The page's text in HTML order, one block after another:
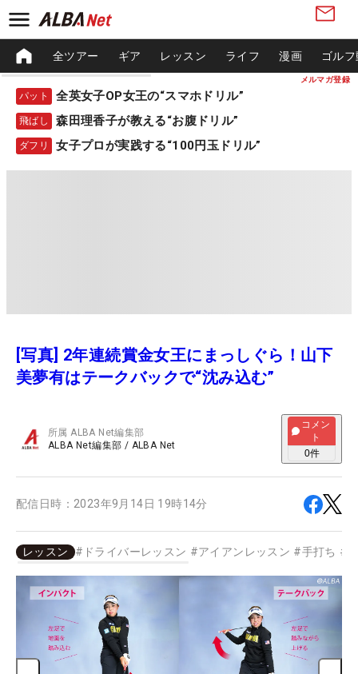
メルマガ登録
全ツアー ギア レッスン ライフ 漫画 ゴル
パット 全英女子OP女王の“スマホドリル”
飛ばし 森田理香子が教える“お腹ドリル”
ダフリ 女子プロが実践する“100円玉ドリル”
[写真] 2年連続賞金女王にまっしぐら！山下
美夢有はテークバックで“沈み込む”
所属ALBA Net編集部
ALBA Net編集部 / ALBA Net
コメン
ト
0件
配信日時： 2023年9月14日 19時14分
レッスン # ドライバーレッスン #アイアンレッスン #手打ち #